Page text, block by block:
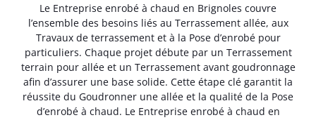
Le Entreprise enrobé à chaud en Brignoles couvre
l’ensemble des besoins liés au Terrassement allée, aux
Travaux de terrassement et à la Pose d’enrobé pour
particuliers. Chaque projet débute par un Terrassement
terrain pour allée et un Terrassement avant goudronnage
afin d’assurer une base solide. Cette étape clé garantit la
réussite du Goudronner une allée et la qualité de la Pose
d’enrobé à chaud. Le Entreprise enrobé à chaud en